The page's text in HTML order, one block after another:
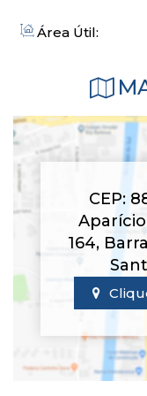
Área Útil:
CEP:
164, Barra